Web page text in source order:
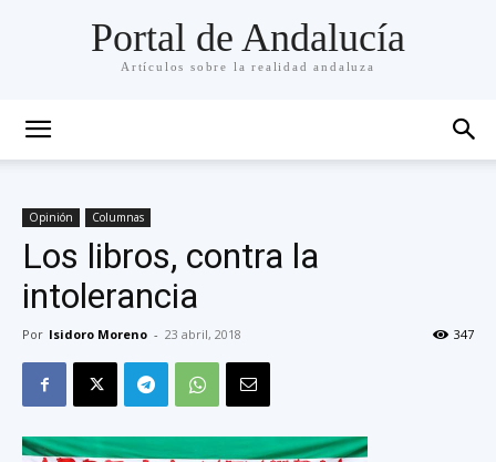
Portal de Andalucía
Artículos sobre la realidad andaluza
Opinión Columnas
Los libros, contra la
intolerancia
Por Isidoro Moreno - 23 abril, 2018 347